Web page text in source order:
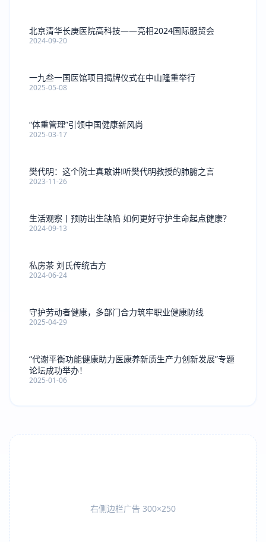
北京清华长庚医院高科技——亮相2024国际服贸会
2024-09-20
一九叁一国医馆项目揭牌仪式在中山隆重举行
2025-05-08
“体重管理”引领中国健康新风尚
2025-03-17
樊代明：这个院士真敢讲!听樊代明教授的肺腑之言
2023-11-26
生活观察丨预防出生缺陷 如何更好守护生命起点健康？
2024-09-13
私房茶 刘氏传统古方
2024-06-24
守护劳动者健康，多部门合力筑牢职业健康防线
2025-04-29
“代谢平衡功能健康助力医康养新质生产力创新发展”专题
论坛成功举办！
2025-01-06
右侧边栏广告 300×250